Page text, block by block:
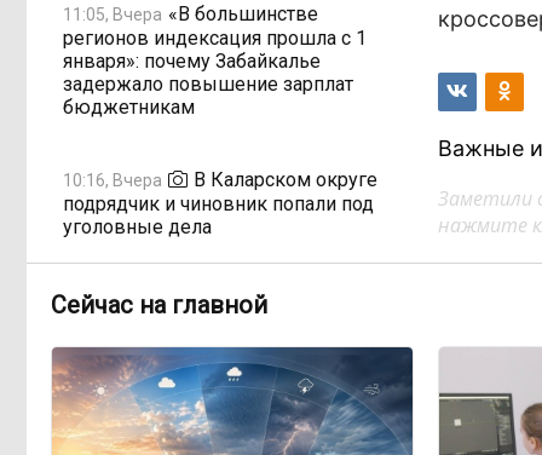
11:05, Вчера «В большинстве
регионов индексация прошла с 1
января»: почему Забайкалье
задержало повышение зарплат
бюджетникам
10:16, Вчера
В Каларском округе
подрядчик и чиновник попали под
уголовные дела
08:38, Вчера
598 миллионов улетели в
«Чистый воздух»
08:15, Вчера Депутат Госдумы
объяснил «неполноценность»
Важные
Заметили
нажмите
Сейчас на главной